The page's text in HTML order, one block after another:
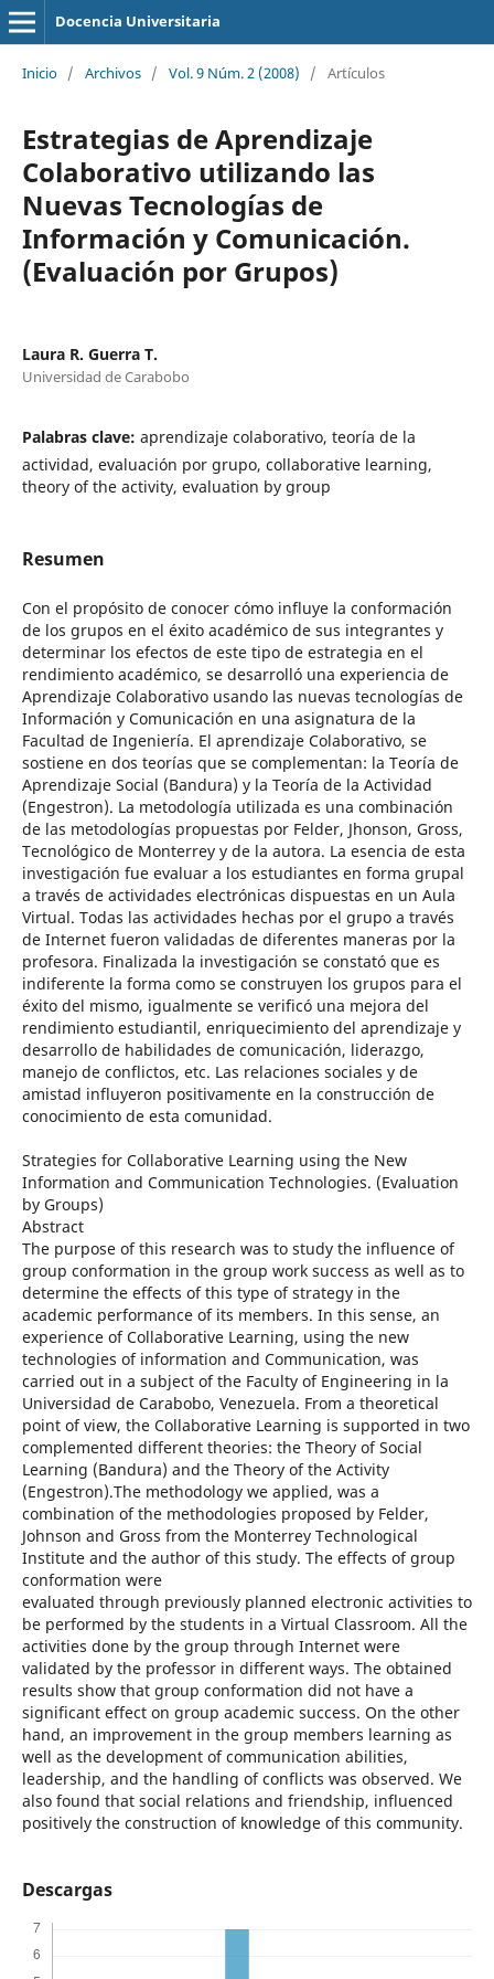
Docencia Universitaria
Inicio / Archivos / Vol. 9 Núm. 2 (2008) / Artículos
Estrategias de Aprendizaje
Colaborativo utilizando las
Nuevas Tecnologías de
Información y Comunicación.
(Evaluación por Grupos)
Laura R. Guerra T.
Universidad de Carabobo
Palabras clave: aprendizaje colaborativo, teoría de la
actividad, evaluación por grupo, collaborative learning,
theory of the activity, evaluation by group
Resumen
Con el propósito de conocer cómo influye la conformación
de los grupos en el éxito académico de sus integrantes y
determinar los efectos de este tipo de estrategia en el
rendimiento académico, se desarrolló una experiencia de
Aprendizaje Colaborativo usando las nuevas tecnologías de
Información y Comunicación en una asignatura de la
Facultad de Ingeniería. El aprendizaje Colaborativo, se
sostiene en dos teorías que se complementan: la Teoría de
Aprendizaje Social (Bandura) y la Teoría de la Actividad
(Engestron). La metodología utilizada es una combinación
de las metodologías propuestas por Felder, Jhonson, Gross,
Tecnológico de Monterrey y de la autora. La esencia de esta
investigación fue evaluar a los estudiantes en forma grupal
a través de actividades electrónicas dispuestas en un Aula
Virtual. Todas las actividades hechas por el grupo a través
de Internet fueron validadas de diferentes maneras por la
profesora. Finalizada la investigación se constató que es
indiferente la forma como se construyen los grupos para el
éxito del mismo, igualmente se verificó una mejora del
rendimiento estudiantil, enriquecimiento del aprendizaje y
desarrollo de habilidades de comunicación, liderazgo,
manejo de conflictos, etc. Las relaciones sociales y de
amistad influyeron positivamente en la construcción de
conocimiento de esta comunidad.
Strategies for Collaborative Learning using the New
Information and Communication Technologies. (Evaluation
by Groups)
Abstract
The purpose of this research was to study the influence of
group conformation in the group work success as well as to
determine the effects of this type of strategy in the
academic performance of its members. In this sense, an
experience of Collaborative Learning, using the new
technologies of information and Communication, was
carried out in a subject of the Faculty of Engineering in la
Universidad de Carabobo, Venezuela. From a theoretical
point of view, the Collaborative Learning is supported in two
complemented different theories: the Theory of Social
Learning (Bandura) and the Theory of the Activity
(Engestron).The methodology we applied, was a
combination of the methodologies proposed by Felder,
Johnson and Gross from the Monterrey Technological
Institute and the author of this study. The effects of group
conformation were
evaluated through previously planned electronic activities to
be performed by the students in a Virtual Classroom. All the
activities done by the group through Internet were
validated by the professor in different ways. The obtained
results show that group conformation did not have a
significant effect on group academic success. On the other
hand, an improvement in the group members learning as
well as the development of communication abilities,
leadership, and the handling of conflicts was observed. We
also found that social relations and friendship, influenced
positively the construction of knowledge of this community.
Descargas